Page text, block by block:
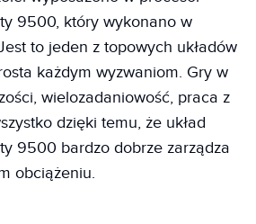
9500, który wykonano w
to jeden z topowych układów
każdym wyzwaniom. Gry w
wielozadaniowość, praca z
dzięki temu, że układ
9500 bardzo dobrze zarządza
obciążeniu.